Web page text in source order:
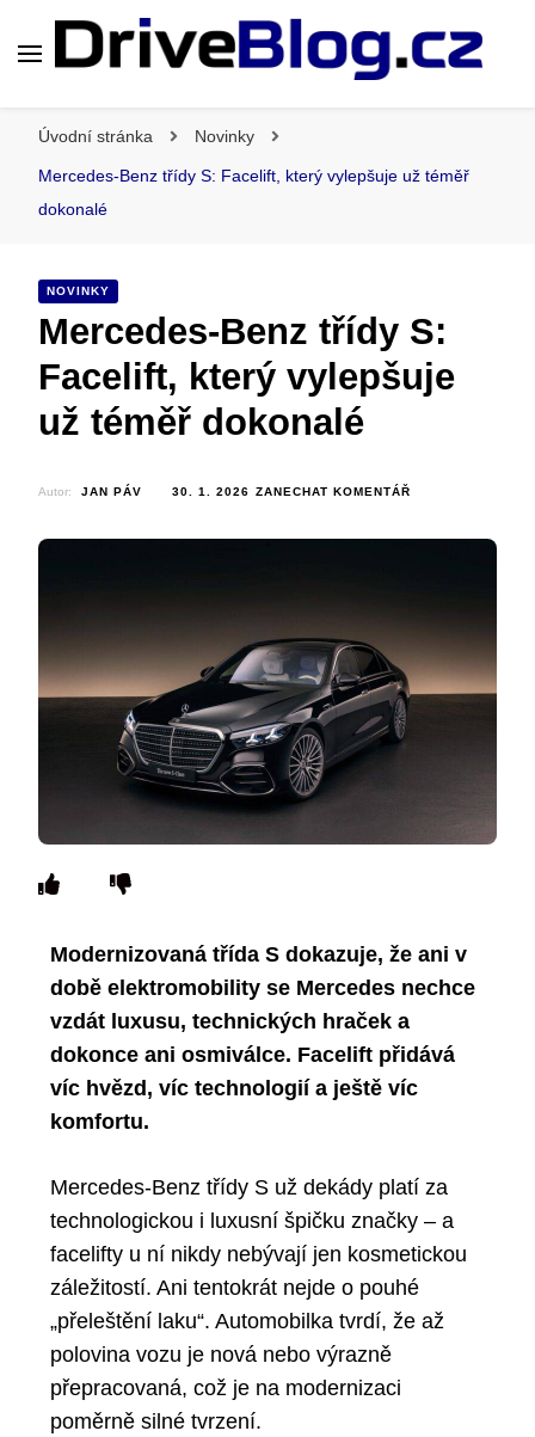
Úvodní stránka Novinky
Mercedes-Benz třídy S: Facelift, který vylepšuje už téměř
dokonalé
NOVINKY
Mercedes-Benz třídy S:
Facelift, který vylepšuje
už téměř dokonalé
Autor: JAN PÁV 30. 1. 2026 ZANECHAT KOMENTÁŘ
Modernizovaná třída S dokazuje, že ani v
době elektromobility se Mercedes nechce
vzdát luxusu, technických hraček a
dokonce ani osmiválce. Facelift přidává
víc hvězd, víc technologií a ještě víc
komfortu.
Mercedes-Benz třídy S už dekády platí za
technologickou i luxusní špičku značky – a
facelifty u ní nikdy nebývají jen kosmetickou
záležitostí. Ani tentokrát nejde o pouhé
„přeleštění laku“. Automobilka tvrdí, že až
polovina vozu je nová nebo výrazně
přepracovaná, což je na modernizaci
poměrně silné tvrzení.